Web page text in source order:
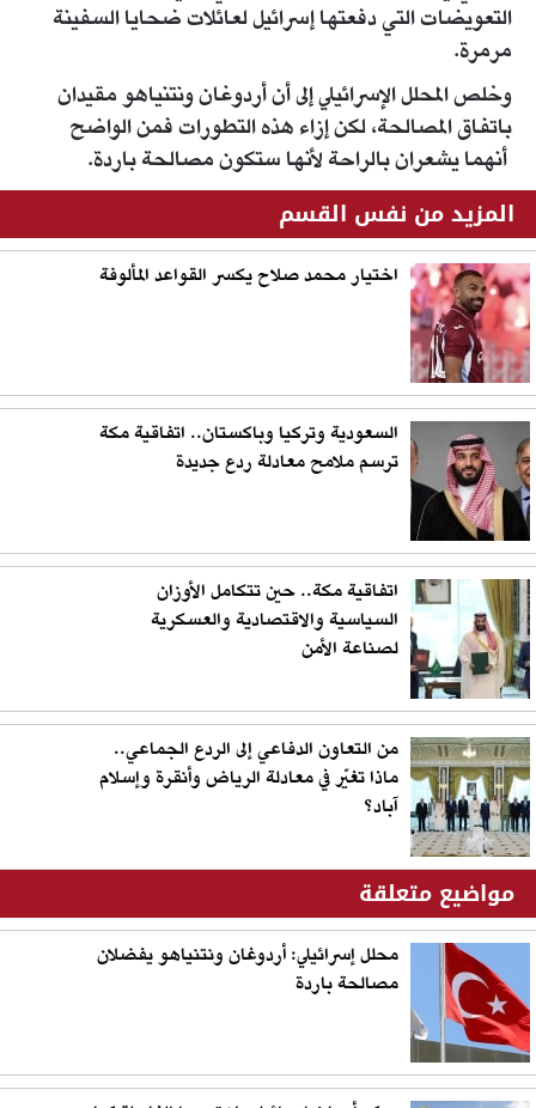
التعويضات التي دفعتها إسرائيل لعائلات ضحايا السفينة
مرمرة.
وخلص المحلل الإسرائيلي إلى أن أردوغان ونتنياهو مقيدان
باتفاق المصالحة، لكن إزاء هذه التطورات فمن الواضح
أنهما يشعران بالراحة لأنها ستكون مصالحة باردة.
المزيد من نفس القسم
اختيار محمد صلاح يكسر القواعد المألوفة
السعودية وتركيا وباكستان.. اتفاقية مكة
ترسم ملامح معادلة ردع جديدة
اتفاقية مكة.. حين تتكامل الأوزان
السياسية والاقتصادية والعسكرية
لصناعة الأمن
من التعاون الدفاعي إلى الردع الجماعي..
ماذا تغيّر في معادلة الرياض وأنقرة وإسلام
آباد؟
مواضيع متعلقة
محلل إسرائيلي: أردوغان ونتنياهو يفضلان
مصالحة باردة